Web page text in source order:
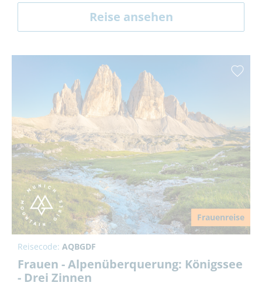
Reise ansehen
Frauenreise
Reisecode: AQBGDF
Frauen - Alpenüberquerung: Königssee
- Drei Zinnen